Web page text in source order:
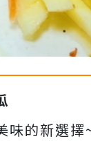
味的新選